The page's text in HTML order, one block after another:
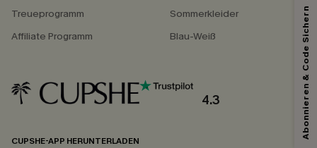
Treueprogramm
Affiliate Programm
Sommerkleider
Blau-Weiß
4.3
CUPSHE-APP HERUNTERLADEN
Abonnieren & Code Sichern